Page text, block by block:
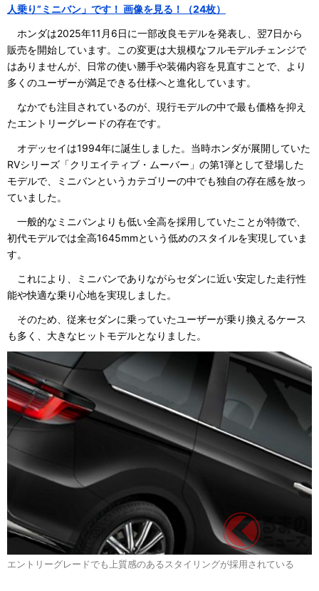
人乗り”ミニバン」です！ 画像を見る！（24枚）
ホンダは2025年11月6日に一部改良モデルを発表し、翌7日から
販売を開始しています。この変更は大規模なフルモデルチェンジで
はありませんが、日常の使い勝手や装備内容を見直すことで、より
多くのユーザーが満足できる仕様へと進化しています。
なかでも注目されているのが、現行モデルの中で最も価格を抑え
たエントリーグレードの存在です。
オデッセイは1994年に誕生しました。当時ホンダが展開していた
RVシリーズ「クリエイティブ・ムーバー」の第1弾として登場した
モデルで、ミニバンというカテゴリーの中でも独自の存在感を放っ
ていました。
一般的なミニバンよりも低い全高を採用していたことが特徴で、
初代モデルでは全高1645mmという低めのスタイルを実現していま
す。
これにより、ミニバンでありながらセダンに近い安定した走行性
能や快適な乗り心地を実現しました。
そのため、従来セダンに乗っていたユーザーが乗り換えるケース
も多く、大きなヒットモデルとなりました。
エントリーグレードでも上質感のあるスタイリングが採用されている